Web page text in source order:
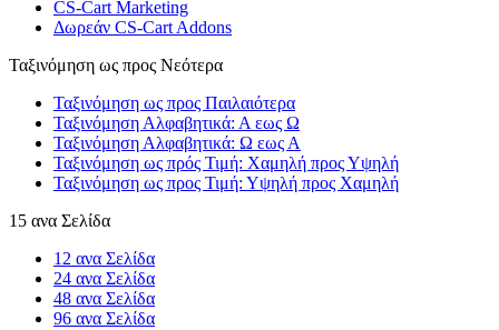
CS-Cart Marketing
Δωρεάν CS-Cart Addons
Ταξινόμηση ως προς Νεότερα
Ταξινόμηση ως προς Παιλαιότερα
Ταξινόμηση Αλφαβητικά: Α εως Ω
Ταξινόμηση Αλφαβητικά: Ω εως Α
Ταξινόμηση ως πρός Τιμή: Χαμηλή προς Υψηλή
Ταξινόμηση ως προς Τιμή: Υψηλή προς Χαμηλή
15 ανα Σελίδα
12 ανα Σελίδα
24 ανα Σελίδα
48 ανα Σελίδα
96 ανα Σελίδα